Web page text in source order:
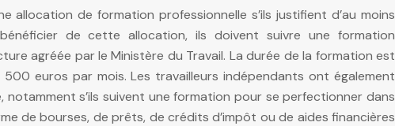
allocation de formation professionnelle s’ils justifient d’au moins
de cette allocation, ils doivent suivre une formation
agréée par le Ministère du Travail. La durée de la formation est
euros par mois. Les travailleurs indépendants ont également
s’ils suivent une formation pour se perfectionner dans
de bourses, de prêts, de crédits d’impôt ou de aides financières